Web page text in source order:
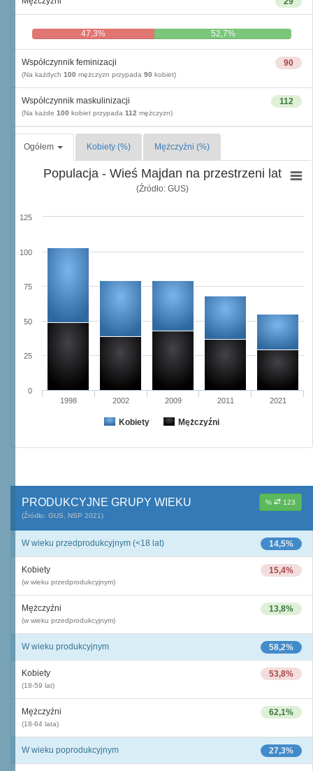
47,3% 52,7%
90
Współczynnik feminizacji
(Na każdych 100 mężczyzn przypada 90 kobiet)
112
Współczynnik maskulinizacji
(Na każde 100 kobiet przypada 112 mężczyzn)
Ogółem Kobiety (%) Mężczyźni (%)
Populacja - Wieś Majdan na przestrzeni lat
(Źródło: GUS)
Kobiety Mężczyźni
1998 2002 2009 2011 2021
0
25
50
75
100
125
% 123
PRODUKCYJNE GRUPY WIEKU
(Źródło: GUS, NSP 2021)
14,5%
W wieku przedprodukcyjnym (<18 lat)
15,4%
Kobiety
(w wieku przedprodukcyjnym)
13,8%
Mężczyźni
(w wieku przedprodukcyjnym)
58,2%
W wieku produkcyjnym
53,8%
Kobiety
(18-59 lat)
62,1%
Mężczyźni
(18-64 lata)
27,3%
W wieku poprodukcyjnym